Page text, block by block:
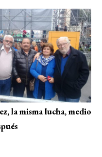
la misma lucha, medio